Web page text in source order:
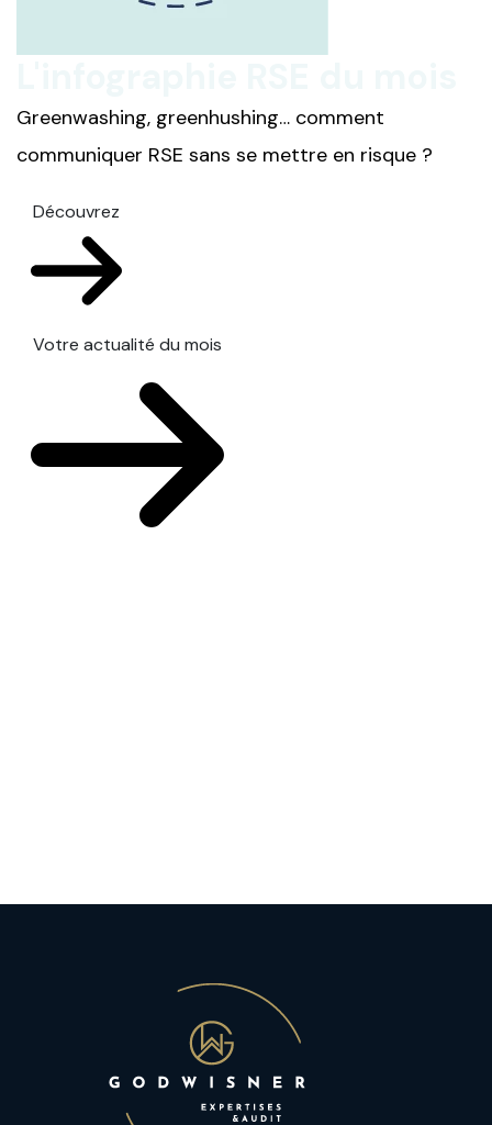
Greenwashing, greenhushing… comment
communiquer RSE sans se mettre en risque ?
Découvrez
Votre actualité du mois